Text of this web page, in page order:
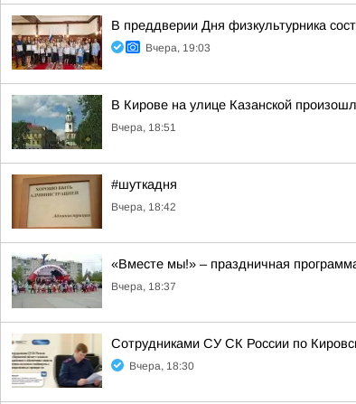
В преддверии Дня физкультурника
Вчера, 19:03
В Кирове на улице Казанской
Вчера, 18:51
#шуткадня
Вчера, 18:42
«Вместе мы!» – праздничная
Вчера, 18:37
Сотрудниками СУ СК России по
Вчера, 18:30